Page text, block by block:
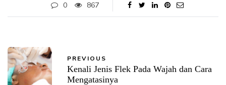
0 867
PREVIOUS
Kenali Jenis Flek Pada Wajah dan Cara
Mengatasinya